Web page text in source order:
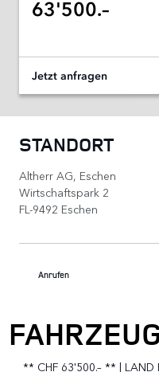
63'500.–
Jetzt anfragen
STANDORT
Altherr AG, Eschen
Wirtschaftspark 2
FL-9492 Eschen
Anrufen
** CHF 63'500.– ** | LAND